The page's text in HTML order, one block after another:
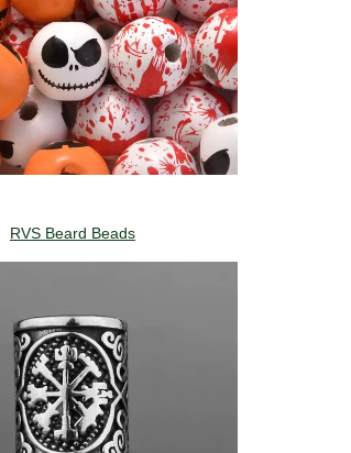
RVS Beard Beads